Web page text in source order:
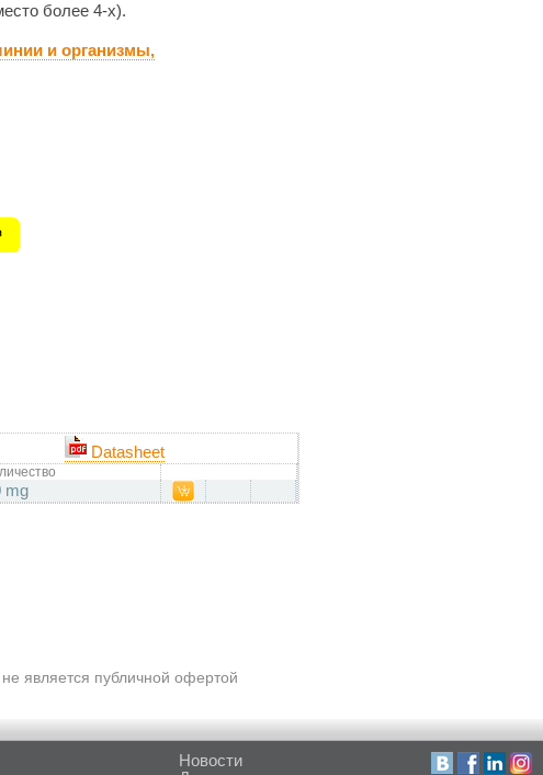
более 4-х).
и организмы,
Datasheet
mg
является публичной офертой
Новости